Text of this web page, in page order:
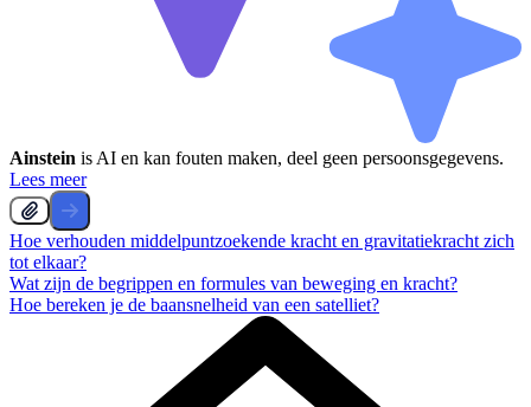
Ainstein is AI en kan fouten maken, deel geen persoonsgegevens.
Lees meer
Hoe verhouden middelpuntzoekende kracht en gravitatiekracht zich
tot elkaar?
Wat zijn de begrippen en formules van beweging en kracht?
Hoe bereken je de baansnelheid van een satelliet?